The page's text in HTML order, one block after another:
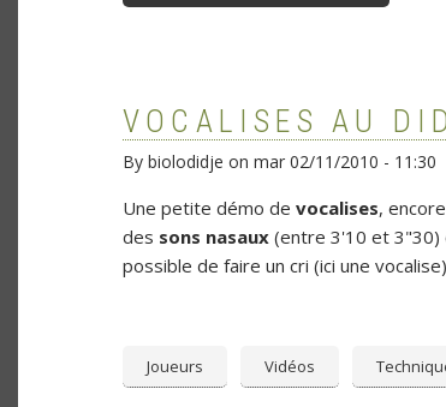
AUBÉ
VOCALISES AU
By biolodidje on mar 02/11/2010 - 11:30
Une petite démo de vocalises,
des sons nasaux (entre 3'10 et 3"30)
possible de faire un cri (ici une
Joueurs Vidéos